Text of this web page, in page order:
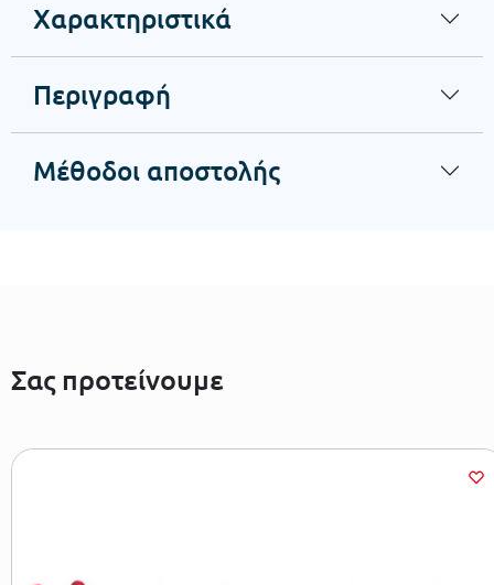
Χαρακτηριστικά
Περιγραφή
Μέθοδοι αποστολής
Σας προτείνουμε